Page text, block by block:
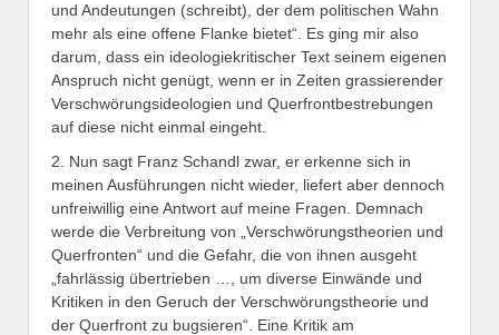
und Andeutungen (schreibt), der dem politischen Wahn
mehr als eine offene Flanke bietet“. Es ging mir also
darum, dass ein ideologiekritischer Text seinem eigenen
Anspruch nicht genügt, wenn er in Zeiten grassierender
Verschwörungsideologien und Querfrontbestrebungen
auf diese nicht einmal eingeht.
2. Nun sagt Franz Schandl zwar, er erkenne sich in
meinen Ausführungen nicht wieder, liefert aber dennoch
unfreiwillig eine Antwort auf meine Fragen. Demnach
werde die Verbreitung von „Verschwörungstheorien und
Querfronten“ und die Gefahr, die von ihnen ausgeht
„fahrlässig übertrieben …, um diverse Einwände und
Kritiken in den Geruch der Verschwörungstheorie und
der Querfront zu bugsieren“. Eine Kritik am